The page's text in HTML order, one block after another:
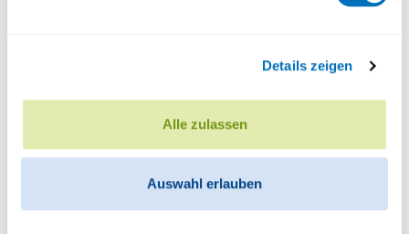
Details zeigen
Alle zulassen
Auswahl erlauben